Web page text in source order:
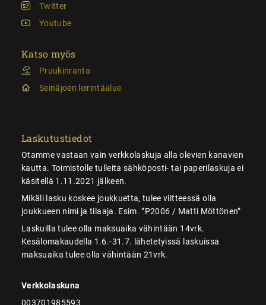
Twitter
Youtube
Katso myös
Pruukinranta
Seinäjoen leirintäalue
Laskutustiedot
Otamme vastaan vain verkkolaskuja alla olevien kanavien
kautta. Toimistolle tulleita sähköposti- tai paperilaskuja ei
käsitellä 1.11.2021 jälkeen.
Mikäli lasku koskee joukkuetta, tulee viitteessä olla
joukkueen nimi ja tilaaja. Esim. ”P2006 / Matti Möttönen”
Laskuilla tulee olla maksuaika vähintään 14vrk.
Kesälomakaudella 1.6.-31.7. lähetetyissä laskuissa
maksuaika tulee olla vähintään 21vrk.
Verkkolaskuna
003701985593